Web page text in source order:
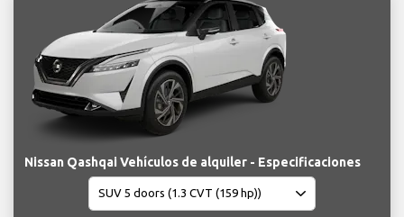
Nissan Qashqai Vehículos de alquiler - Especificaciones